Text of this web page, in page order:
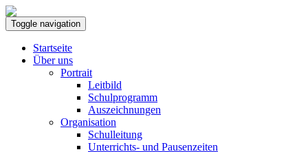
Toggle navigation
Startseite
Über uns
Portrait
Leitbild
Schulprogramm
Auszeichnungen
Organisation
Schulleitung
Unterrichts- und Pausenzeiten